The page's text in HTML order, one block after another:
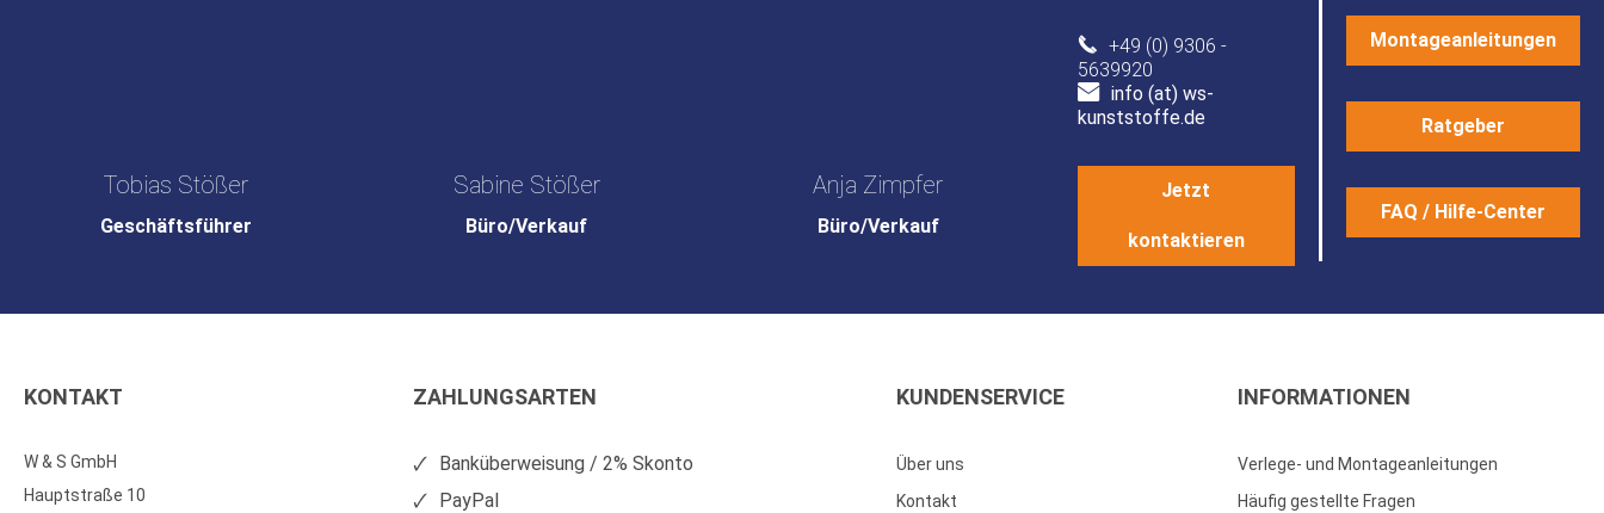
Tobias Stößer
Geschäftsführer
Sabine Stößer
Büro/Verkauf
Anja Zimpfer
Büro/Verkauf
+49 (0) 9306 -
5639920
info (at) ws-
kunststoffe.de
Jetzt
kontaktieren
Montageanleitungen
Ratgeber
FAQ / Hilfe-Center
KONTAKT
W & S GmbH
Hauptstraße 10
ZAHLUNGSARTEN
Banküberweisung / 2% Skonto
PayPal
KUNDENSERVICE
Über uns
Kontakt
INFORMATIONEN
Verlege- und Montageanleitungen
Häufig gestellte Fragen